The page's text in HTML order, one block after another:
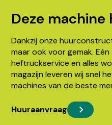
Deze machine
Dankzij onze
maar ook voor gemak.
heftruckservice en alles
magazijn leveren wij snel
machines van de beste
Huuraanvraag